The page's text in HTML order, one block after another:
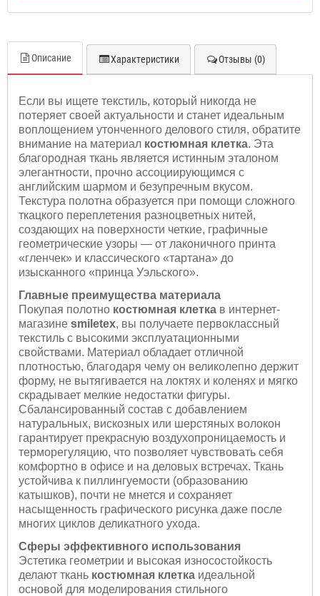
Описание Характеристики Отзывы (0)
Если вы ищете текстиль, который никогда не
потеряет своей актуальности и станет идеальным
воплощением утонченного делового стиля, обратите
внимание на материал костюмная клетка. Эта
благородная ткань является истинным эталоном
элегантности, прочно ассоциирующимся с
английским шармом и безупречным вкусом.
Текстура полотна образуется при помощи сложного
ткацкого переплетения разноцветных нитей,
создающих на поверхности четкие, графичные
геометрические узоры — от лаконичного принта
«гленчек» и классического «тартана» до
изысканного «принца Уэльского».
Главные преимущества материала
Покупая полотно костюмная клетка в интернет-
магазине smiletex, вы получаете первоклассный
текстиль с высокими эксплуатационными
свойствами. Материал обладает отличной
плотностью, благодаря чему он великолепно держит
форму, не вытягивается на локтях и коленях и мягко
скрадывает мелкие недостатки фигуры.
Сбалансированный состав с добавлением
натуральных, вискозных или шерстяных волокон
гарантирует прекрасную воздухопроницаемость и
терморегуляцию, что позволяет чувствовать себя
комфортно в офисе и на деловых встречах. Ткань
устойчива к пиллингуемости (образованию
катышков), почти не мнется и сохраняет
насыщенность графического рисунка даже после
многих циклов деликатного ухода.
Сферы эффективного использования
Эстетика геометрии и высокая износостойкость
делают ткань костюмная клетка идеальной
основой для моделирования стильного